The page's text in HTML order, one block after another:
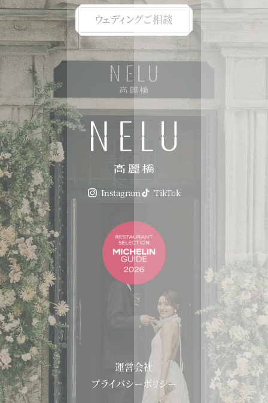
ウェディングご相談
Instagram TikTok
運営会社
プライバシーポリシー